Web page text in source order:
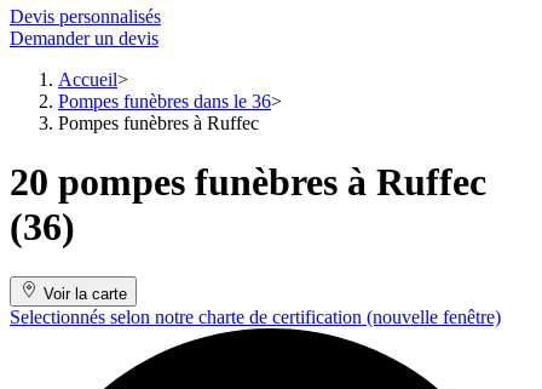
Devis personnalisés
Demander un devis
Accueil
Pompes funèbres dans le 36
Pompes funèbres à Ruffec
20 pompes funèbres à Ruffec
(36)
Voir la carte
Selectionnés selon notre charte de certification (nouvelle fenêtre)